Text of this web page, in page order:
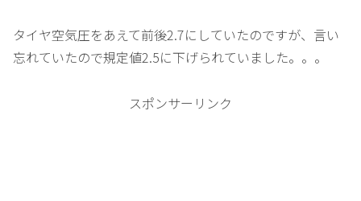
タイヤ空気圧をあえて前後2.7にしていたのですが、言い
忘れていたので規定値2.5に下げられていました。。。
スポンサーリンク